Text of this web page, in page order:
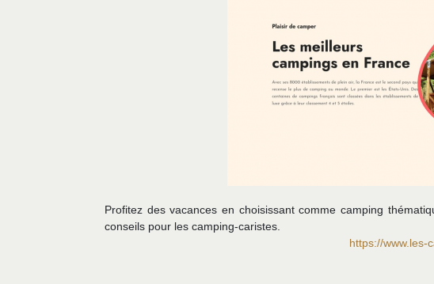
Profitez des vacances en choisissant comme camping
conseils pour les camping-caristes.
https://www.les-